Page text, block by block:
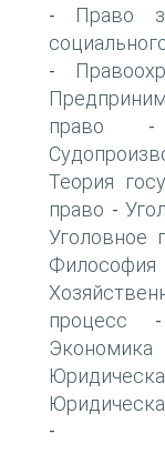
- Право
-
право
Теория
право -
Уголовное
Философия
процесс
Экономика
-